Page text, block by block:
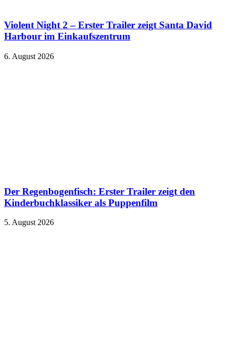
Violent Night 2 – Erster Trailer zeigt Santa David
Harbour im Einkaufszentrum
6. August 2026
Der Regenbogenfisch: Erster Trailer zeigt den
Kinderbuchklassiker als Puppenfilm
5. August 2026